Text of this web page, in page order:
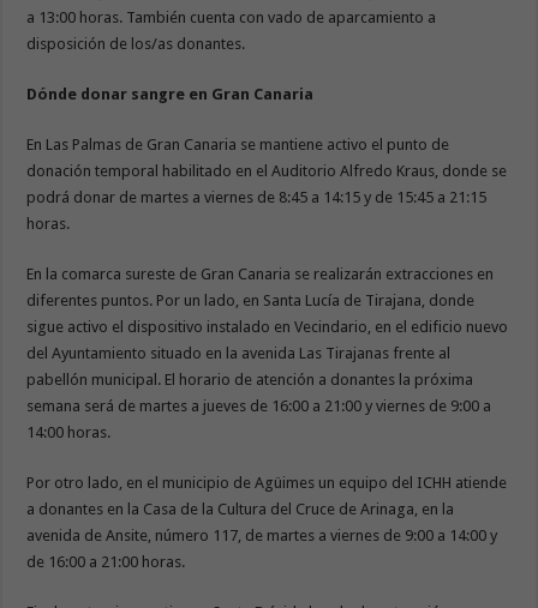
a 13:00 horas. También cuenta con vado de aparcamiento a
disposición de los/as donantes.
Dónde donar sangre en Gran Canaria
En Las Palmas de Gran Canaria se mantiene activo el punto de
donación temporal habilitado en el Auditorio Alfredo Kraus, donde se
podrá donar de martes a viernes de 8:45 a 14:15 y de 15:45 a 21:15
horas.
En la comarca sureste de Gran Canaria se realizarán extracciones en
diferentes puntos. Por un lado, en Santa Lucía de Tirajana, donde
sigue activo el dispositivo instalado en Vecindario, en el edificio nuevo
del Ayuntamiento situado en la avenida Las Tirajanas frente al
pabellón municipal. El horario de atención a donantes la próxima
semana será de martes a jueves de 16:00 a 21:00 y viernes de 9:00 a
14:00 horas.
Por otro lado, en el municipio de Agüimes un equipo del ICHH atiende
a donantes en la Casa de la Cultura del Cruce de Arinaga, en la
avenida de Ansite, número 117, de martes a viernes de 9:00 a 14:00 y
de 16:00 a 21:00 horas.